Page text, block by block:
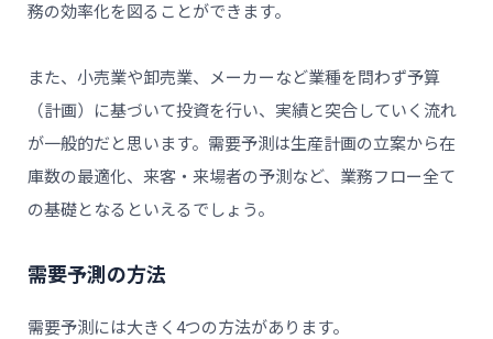
務の効率化を図ることができます。
また、小売業や卸売業、メーカーなど業種を問わず予算
（計画）に基づいて投資を行い、実績と突合していく流れ
が一般的だと思います。需要予測は生産計画の立案から在
庫数の最適化、来客・来場者の予測など、業務フロー全て
の基礎となるといえるでしょう。
需要予測の方法
需要予測には大きく4つの方法があります。